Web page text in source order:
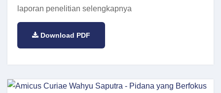
laporan penelitian selengkapnya
Download PDF